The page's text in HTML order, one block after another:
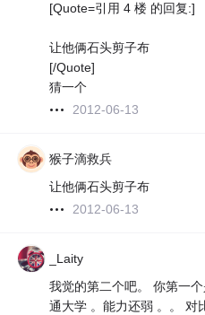
[Quote=引用 4 楼 的回复:]
让他俩石头剪子布
[/Quote]
猜一个
2012-06-13
猴子滴救兵
让他俩石头剪子布
2012-06-13
_Laity
我觉的第二个吧。 你第一
通大学 。能力还弱 。。 对